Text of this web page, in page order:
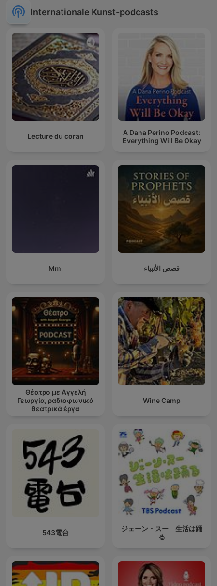
Internationale Kunst-podcasts
Lecture du coran
A Dana Perino Podcast:
Everything Will Be Okay
Mm. قصص الأنبياء
Θέατρο με Αγγελή
Γεωργία, ραδιοφωνικά
θεατρικά έργα
Wine Camp
543電台
ジェーン・スー 生活は踊
る